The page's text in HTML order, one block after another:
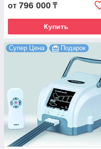
от 796 000 ₸
Купить
Супер Цена Подарок